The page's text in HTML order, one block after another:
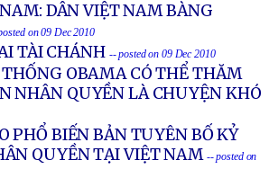
DÂN VIỆT NAM BÀNG
on 09 Dec 2010
TÀI CHÁNH -- posted on 09 Dec 2010
OBAMA CÓ THỂ THĂM
NHÂN QUYỀN LÀ CHUYỆN KHÓ
PHỔ BIẾN BẢN TUYÊN BỐ KỶ
QUYỀN TẠI VIỆT NAM -- posted on